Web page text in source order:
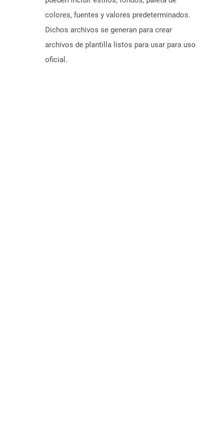
colores, fuentes y valores predeterminados.
Dichos archivos se generan para crear
archivos de plantilla listos para usar para uso
oficial.